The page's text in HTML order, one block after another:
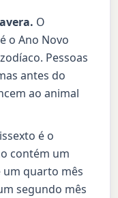
O
o Ano Novo
Pessoas
antes do
ao animal
é o
contém um
um quarto mês
segundo mês